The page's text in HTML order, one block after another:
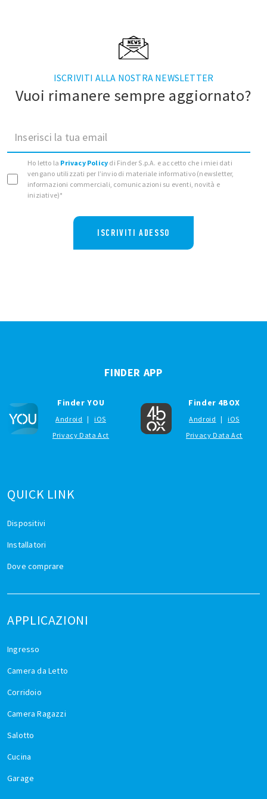
ISCRIVITI ALLA NOSTRA NEWSLETTER
Vuoi rimanere sempre aggiornato?
Inserisci la tua email
Ho letto la Privacy Policy di Finder S.p.A. e accetto che i miei dati
vengano utilizzati per l’invio di materiale informativo (newsletter,
informazioni commerciali, comunicazioni su eventi, novità e
iniziative)*
ISCRIVITI ADESSO
QUICK LINK
Dispositivi
Installatori
Dove comprare
APPLICAZIONI
Ingresso
Camera da Letto
Corridoio
Camera Ragazzi
Salotto
Cucina
Garage
FINDER APP
Finder YOU
Android |
iOS
Privacy Data Act
Finder 4BOX
Android |
iOS
Privacy Data Act